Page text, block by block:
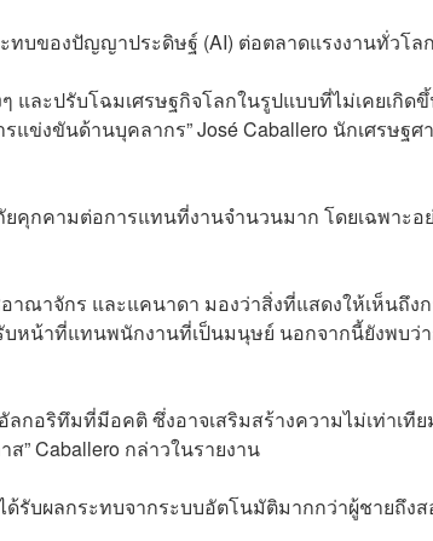
ะทบของปัญญาประดิษฐ์ (AI) ต่อตลาดแรงงานทั่วโลก
และปรับโฉมเศรษฐกิจโลกในรูปแบบที่ไม่เคยเกิด
ข่งขันด้านบุคลากร” José Caballero นักเศรษฐศ
กคามต่อการแทนที่งานจำนวนมาก โดยเฉพาะอ
าณาจักร และแคนาดา มองว่าสิ่งที่แสดงให้เห็นถึง
บหน้าที่แทนพนักงานที่เป็นมนุษย์ นอกจากนี้ยังพบว่
ลกอริทึมที่มีอคติ ซึ่งอาจเสริมสร้างความไม่เท่าเที
” Caballero กล่าวในรายงาน
รับผลกระทบจากระบบอัตโนมัติมากกว่าผู้ชายถึงส